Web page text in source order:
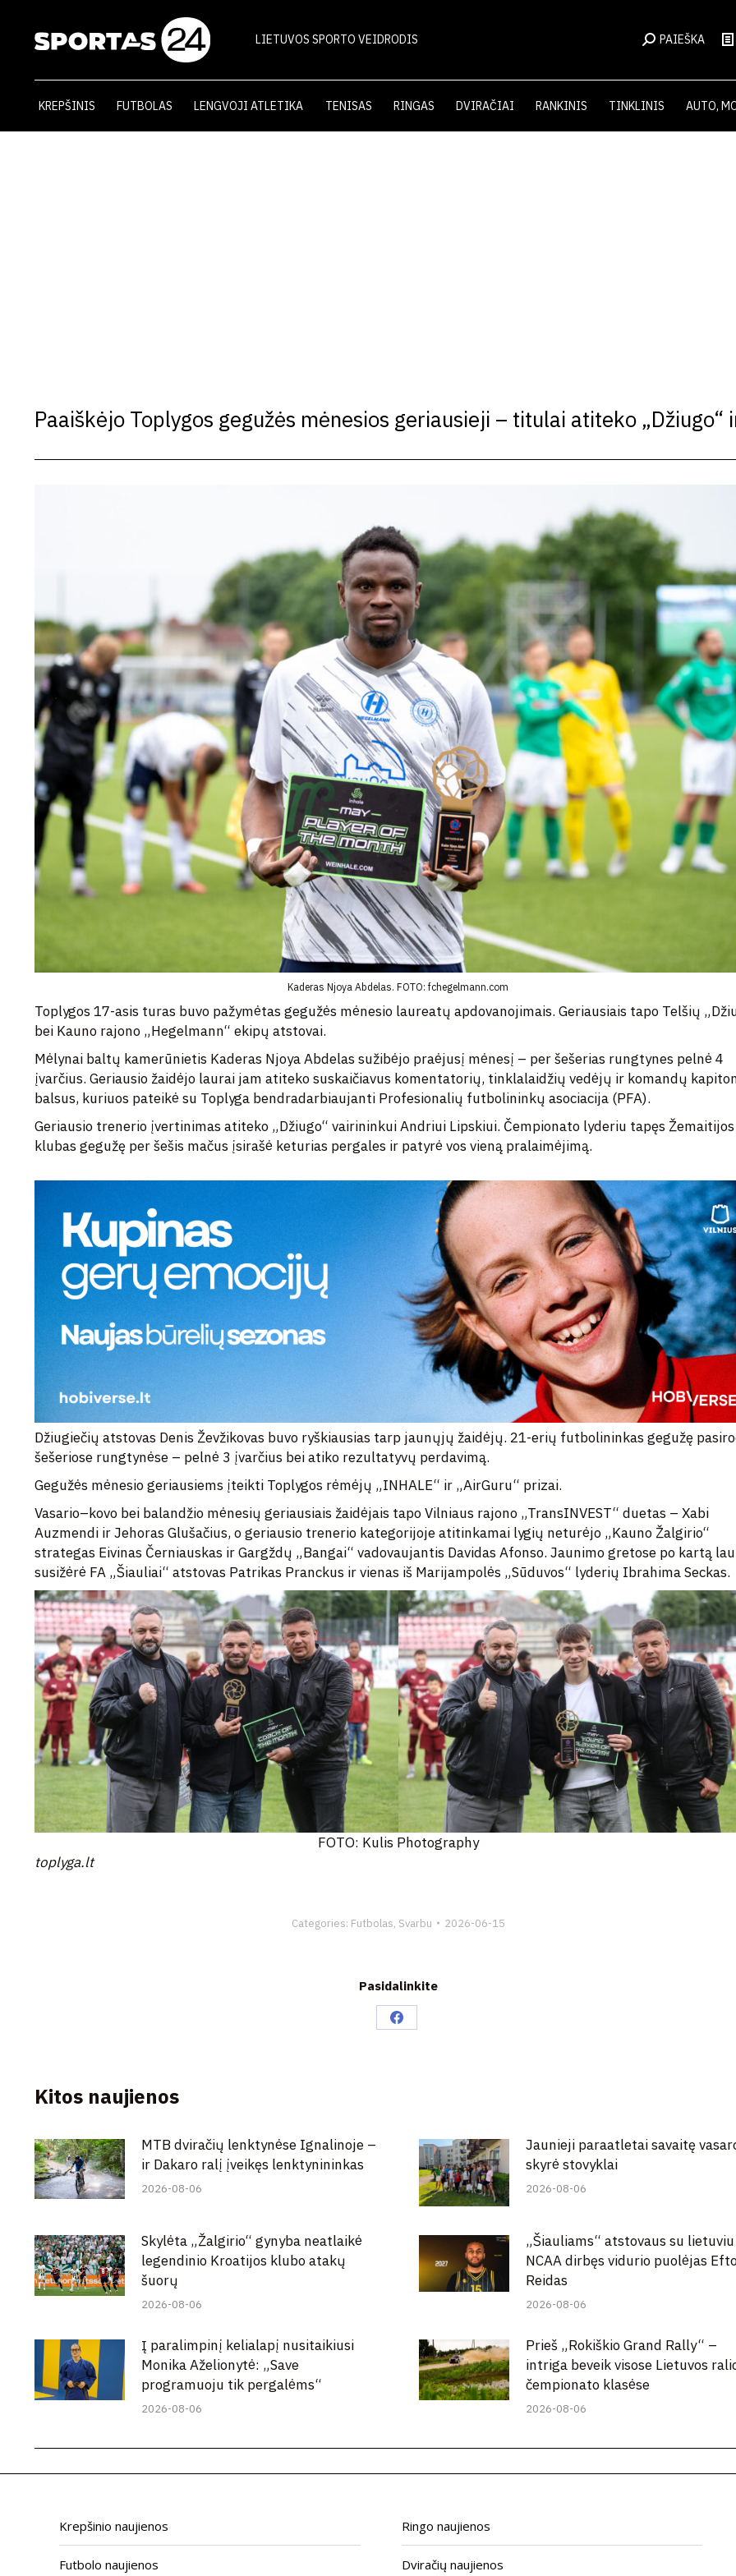
LIETUVOS SPORTO VEIDRODIS PAIEŠKA
KREPŠINIS FUTBOLAS LENGVOJI ATLETIKA TENISAS RINGAS DVIRAČIAI RANKINIS TINKLINIS AUTO,
Paaiškėjo Toplygos gegužės mėnesios geriausieji – titulai atiteko „Džiugo“
Kaderas Njoya Abdelas. FOTO: fchegelmann.com
Toplygos 17-asis turas buvo pažymėtas gegužės mėnesio laureatų apdovanojimais. Geriausiais tapo Telšių
bei Kauno rajono „Hegelmann“ ekipų atstovai.
Mėlynai baltų kamerūnietis Kaderas Njoya Abdelas sužibėjo praėjusį mėnesį – per šešerias rungtynes pelnė 4
įvarčius. Geriausio žaidėjo laurai jam atiteko suskaičiavus komentatorių, tinklalaidžių vedėjų ir komandų
balsus, kuriuos pateikė su Toplyga bendradarbiaujanti Profesionalių futbolininkų asociacija (PFA).
Geriausio trenerio įvertinimas atiteko „Džiugo“ vairininkui Andriui Lipskiui. Čempionato lyderiu tapęs Žemaitijos
klubas gegužę per šešis mačus įsirašė keturias pergales ir patyrė vos vieną pralaimėjimą.
Džiugiečių atstovas Denis Ževžikovas buvo ryškiausias tarp jaunųjų žaidėjų. 21-erių futbolininkas gegužę
šešeriose rungtynėse – pelnė 3 įvarčius bei atiko rezultatyvų perdavimą.
Gegužės mėnesio geriausiems įteikti Toplygos rėmėjų „INHALE“ ir „AirGuru“ prizai.
Vasario–kovo bei balandžio mėnesių geriausiais žaidėjais tapo Vilniaus rajono „TransINVEST“ duetas – Xabi
Auzmendi ir Jehoras Glušačius, o geriausio trenerio kategorijoje atitinkamai lygių neturėjo „Kauno Žalgirio“
strategas Eivinas Černiauskas ir Gargždų „Bangai“ vadovaujantis Davidas Afonso. Jaunimo gretose po kartą
susižėrė FA „Šiauliai“ atstovas Patrikas Pranckus ir vienas iš Marijampolės „Sūduvos“ lyderių Ibrahima Seckas.
FOTO: Kulis Photography
toplyga.lt
Categories: Futbolas, Svarbu 2026-06-15
Pasidalinkite
Share
Kitos naujienos
MTB dviračių lenktynėse Ignalinoje –
ir Dakaro ralį įveikęs lenktynininkas
2026-08-06
Jaunieji paraatletai savaitę
skyrė stovyklai
2026-08-06
Skylėta „Žalgirio“ gynyba neatlaikė
legendinio Kroatijos klubo atakų
šuorų
2026-08-06
„Šiauliams“ atstovaus su lietuviu
NCAA dirbęs vidurio puolėjas
Reidas
2026-08-06
Į paralimpinį kelialapį nusitaikiusi
Monika Aželionytė: „Save
programuoju tik pergalėms“
2026-08-06
Prieš „Rokiškio Grand Rally“ –
intriga beveik visose Lietuvos
čempionato klasėse
2026-08-06
Krepšinio naujienos
Futbolo naujienos
Ringo naujienos
Dviračių naujienos